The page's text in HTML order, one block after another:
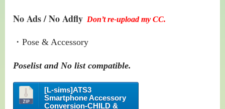
No Ads / No Adfly Don’t re-upload my CC.
・Pose & Accessory
Poselist and No list compatible.
[L-sims]ATS3
Smartphone Accessory
Conversion-CHILD &